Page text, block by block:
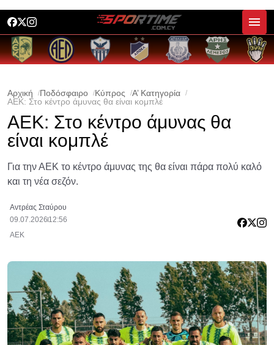
Αρχική Ποδόσφαιρο Κύπρος
Α’ Κατηγορία
ΑΕΚ: Στο κέντρο άμυνας θα είναι κομπλέ
ΑΕΚ: Στο κέντρο άμυνας θα
είναι κομπλέ
Για την ΑΕΚ το κέντρο άμυνας της θα είναι πάρα πολύ καλό
και τη νέα σεζόν.
Αντρέας Σταύρου
09.07.2026 12:56
ΑΕΚ